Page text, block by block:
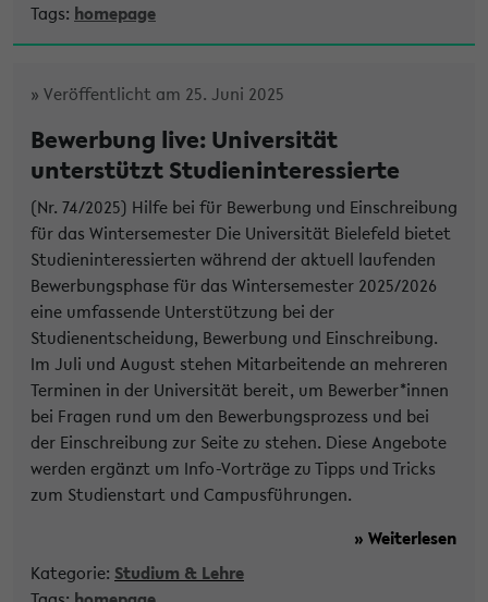
Tags: homepage
» Veröffentlicht am 25. Juni 2025
Bewerbung live: Universität
unterstützt Studieninteressierte
(Nr. 74/2025) Hilfe bei für Bewerbung und Einschreibung
für das Wintersemester Die Universität Bielefeld bietet
Studieninteressierten während der aktuell laufenden
Bewerbungsphase für das Wintersemester 2025/2026
eine umfassende Unterstützung bei der
Studienentscheidung, Bewerbung und Einschreibung.
Im Juli und August stehen Mitarbeitende an mehreren
Terminen in der Universität bereit, um Bewerber*innen
bei Fragen rund um den Bewerbungsprozess und bei
der Einschreibung zur Seite zu stehen. Diese Angebote
werden ergänzt um Info-Vorträge zu Tipps und Tricks
zum Studienstart und Campusführungen.
» Weiterlesen
Kategorie: Studium & Lehre